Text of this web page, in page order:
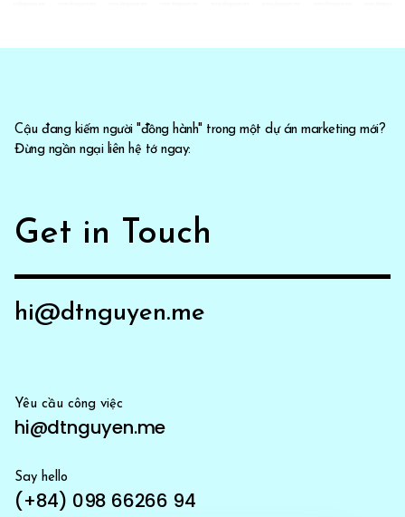
Cậu đang kiếm người "đồng hành" trong một dự án marketing mới?
Đừng ngần ngại liên hệ tớ ngay:
Get in Touch
hi@dtnguyen.me
Yêu cầu công việc
hi@dtnguyen.me
Say hello
(+84) 098 66266 94